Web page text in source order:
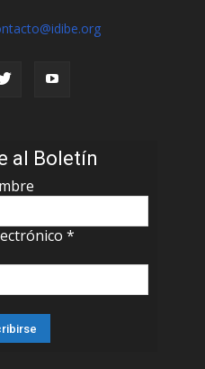
al Boletín
*